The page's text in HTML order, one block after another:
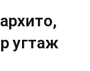
угтаж